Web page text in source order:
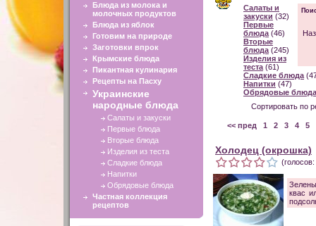
Блюда из молока и
молочных продуктов
Блюда из яблок
Готовим на природе
Заготовки впрок
Крымские блюда
Пикантная кулинария
Рецепты на Пасху
Украинские
народные блюда
Салаты и закуски
Первые блюда
Вторые блюда
Изделия из теста
Сладкие блюда
Напитки
Обрядовые блюда
Частная коллекция
рецептов
Салаты и
закуски (32)
Первые
блюда (46)
Вторые
блюда (245)
Изделия из
теста (61)
Сладкие блюда
Напитки (47)
Обрядовые блюда
Сортировать по
<< пред 1 2 3 4 5
Холодец (окрошка)
квас